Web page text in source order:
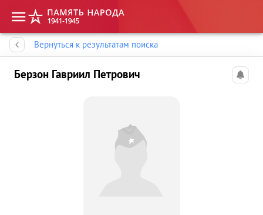
Вернуться к результатам поиска
Берзон Гавриил Петрович
Память народа